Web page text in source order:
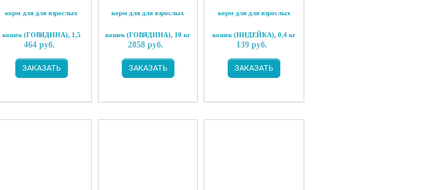
корм для для взрослых
кошек (ГОВЯДИНА), 1,5
464 руб.
ЗАКАЗАТЬ
корм для для взрослых
кошек (ГОВЯДИНА), 10 кг
2858 руб.
ЗАКАЗАТЬ
корм для для взрослых
кошек (ИНДЕЙКА), 0,4 кг
139 руб.
ЗАКАЗАТЬ